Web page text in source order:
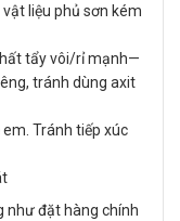
liệu phủ sơn kém
tẩy vôi/rỉ mạnh—
tránh dùng axit
Tránh tiếp xúc
như đặt hàng chính